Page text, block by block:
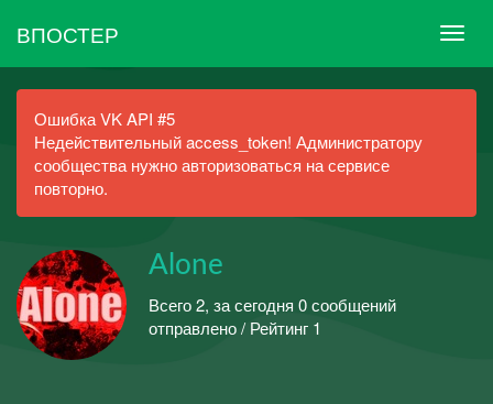
ВПОСТЕР
Ошибка VK API #5
Недействительный access_token! Администратору
сообщества нужно авторизоваться на сервисе
повторно.
Alone
Всего 2, за сегодня 0 сообщений
отправлено / Рейтинг 1